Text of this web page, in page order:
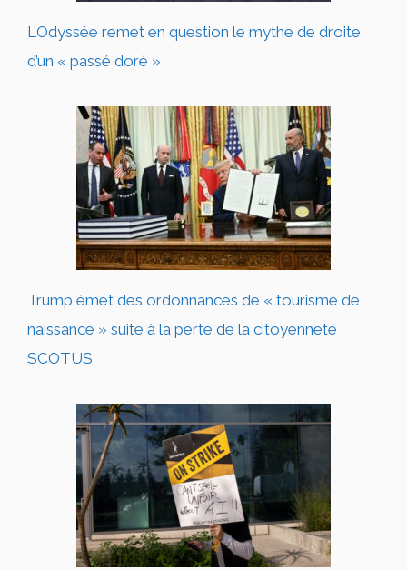
L’Odyssée remet en question le mythe de droite
d’un « passé doré »
Trump émet des ordonnances de « tourisme de
naissance » suite à la perte de la citoyenneté
SCOTUS